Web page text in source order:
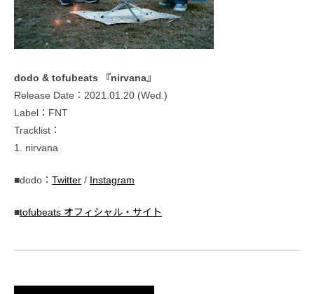
dodo & tofubeats 『nirvana』
Release Date：2021.01.20 (Wed.)
Label：FNT
Tracklist：
1. nirvana
■dodo： Twitter / Instagram
■tofubeats オフィシャル・サイト